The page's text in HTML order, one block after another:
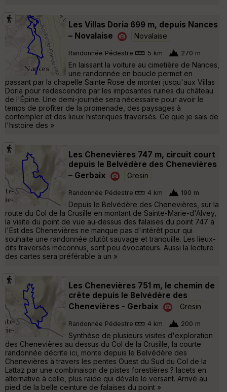
Les Villas Doria 699 m, depuis Nances
– Novalaise
Novalaise
Randonnée Pédestre 5 km 270 m
En laissant la voiture au cimetière de Nances,
une randonnée en boucle permet en
passant par la chapelle Sainte Rose de monter jusqu'aux Villas
Doria pour redescendre par les imposantes ruines du château
de l'Épine. Une demi-journée sera nécessaire pour avoir le
temps de profiter de la promenade, des paysages à
contempler et des lieux historiques traversés. Ce que je sais de
l'histoire des »
Les Chenevières 747 m, circuit court
depuis le Belvédère des Chenevières
– Gerbaix
Gresin
Randonnée Pédestre 4 km 190 m
Depuis le Belvédère des Chenevières, sur la
route du Col de la Crusille en montant de Sainte-Marie-d'Alvey,
la visite du point de vue au-dessus des falaises du point 747 à
l'Est des Chenevières ne manque pas d'intérêt pour qui
souhaite une randonnée plutôt sauvage et tranquille. Les lieux-
dits traversés méconnus, sont peu évocateurs. Aussi la lecture
des cartes sera préférable à un »
Les Chenevières 751 m, le chemin de
crête depuis le Belvédère des
Chenevières - Gerbaix
Gresin
Randonnée Pédestre 4 km 200 m
Synthèse de plusieurs visites d'exploration
des Chenevières au dessus du Col de la Crusille, la courte
randonnée décrite ici, monte depuis le Belvédère des
Chenevières à travers les pentes Ouest du Sud du Col de la
Lattaz par une combinaison de pistes forestières ? lacets en
alternative à celle, plus raide qui dévale le versant. Arrivé au
pied de la belle ceinture de falaises du point »